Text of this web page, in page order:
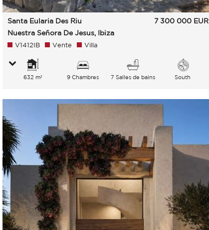
Santa Eularia Des Riu
Nuestra Señora De Jesus, Ibiza
7 300 000 EUR
V1412IB Vente Villa
632 m² 9 Chambres 7 Salles de bains South